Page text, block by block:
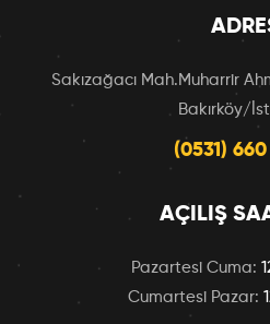
Sakızağacı Mah.Muharrir
Bakırköy/
(0531)
AÇILIŞ
Pazartesi Cuma:
Cumartesi Pazar: